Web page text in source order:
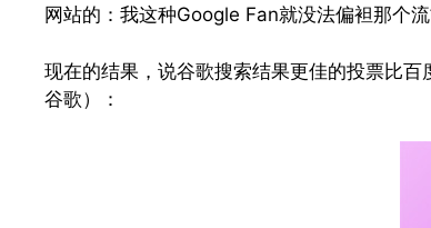
网站的：我这种Google Fan就没法偏袒那个流
现在的结果，说谷歌搜索结果更佳的投票比
谷歌）：